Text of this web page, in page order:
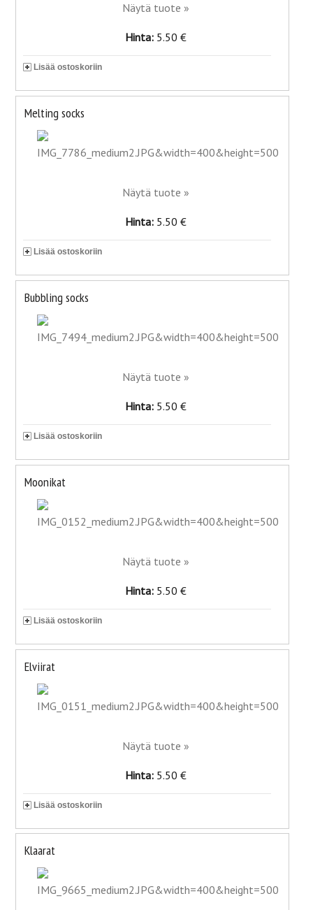
Näytä tuote »
Hinta: 5.50 €
Lisää ostoskoriin
Melting socks
Näytä tuote »
Hinta: 5.50 €
Lisää ostoskoriin
Bubbling socks
Näytä tuote »
Hinta: 5.50 €
Lisää ostoskoriin
Moonikat
Näytä tuote »
Hinta: 5.50 €
Lisää ostoskoriin
Elviirat
Näytä tuote »
Hinta: 5.50 €
Lisää ostoskoriin
Klaarat